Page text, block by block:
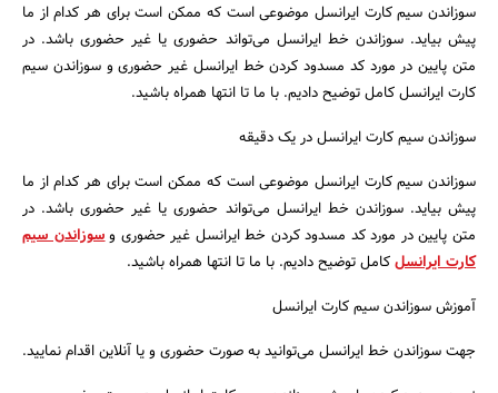
مسکن و ساختمان
سوزاندن سیم کارت ایرانسل موضوعی است که ممکن است برای هر کدام از ما
پیش بیاید. سوزاندن خط ایرانسل می‌تواند حضوری یا غیر حضوری باشد. در
متن پایین در مورد کد مسدود کردن خط ایرانسل غیر حضوری و سوزاندن سیم
کارت ایرانسل کامل توضیح دادیم. با ما تا انتها همراه باشید.
سوزاندن سیم کارت ایرانسل در یک دقیقه
سوزاندن سیم کارت ایرانسل موضوعی است که ممکن است برای هر کدام از ما
پیش بیاید. سوزاندن خط ایرانسل می‌تواند حضوری یا غیر حضوری باشد. در
متن پایین در مورد کد مسدود کردن خط ایرانسل غیر حضوری وسوزاندن سیم
کارت ایرانسلکامل توضیح دادیم. با ما تا انتها همراه باشید.
آموزش سوزاندن سیم کارت ایرانسل
جهت سوزاندن خط ایرانسل می‌توانید به صورت حضوری و یا آنلاین اقدام نمایید.